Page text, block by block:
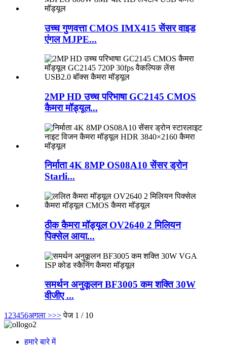
उच्च गुणवत्ता CMOS IMX415 सेंसर वाइड
एंगल MJPE...
2MP HD उच्च परिभाषा GC2145 CMOS
कैमरा मॉड्यूल...
निर्माता 4K 8MP OS08A10 सेंसर ड्रोन
Starli...
ठीक कैमरा मॉड्यूल OV2640 2 मिलियन
पिक्सेल आया...
समर्थन अनुकूलन BF3005 कम शक्ति 30W
वीजीए ...
1 23456अगला >>> पेज 1 / 10
हमारे बारे में